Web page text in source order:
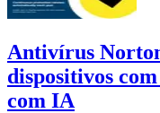
Antivírus
dispositivos
com IA